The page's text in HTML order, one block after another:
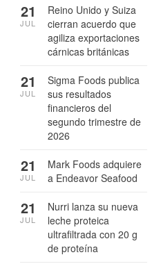
Reino Unido y Suiza
cierran acuerdo que
agiliza exportaciones
cárnicas británicas
21
JUL
Sigma Foods publica
sus resultados
financieros del
segundo trimestre de
2026
21
JUL
Mark Foods adquiere
a Endeavor Seafood
21
JUL
Nurri lanza su nueva
leche proteica
ultrafiltrada con 20 g
de proteína
21
JUL